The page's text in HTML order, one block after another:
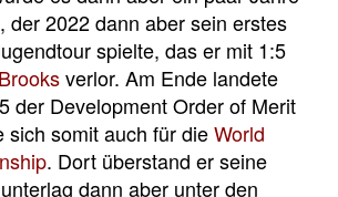
der 2022 dann aber sein erstes
spielte, das er mit 1:5
verlor. Am Ende landete
der Development Order of Merit
sich somit auch für dieWorld
. Dort überstand er seine
dann aber unter den